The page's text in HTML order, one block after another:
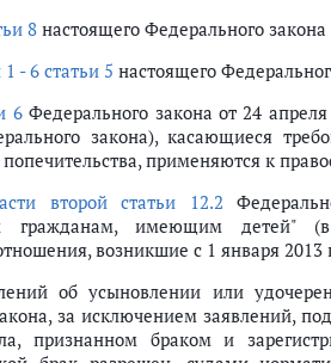
8настоящего Федерального закона
- 6 статьи 5 настоящего
6Федерального закона от 24
закона), касающиеся
применяются к
второй статьи 12.2
гражданам, имеющим детей"
возникшие с 1 января 2013
об усыновлении или
за исключением заявлений,
признанном браком и